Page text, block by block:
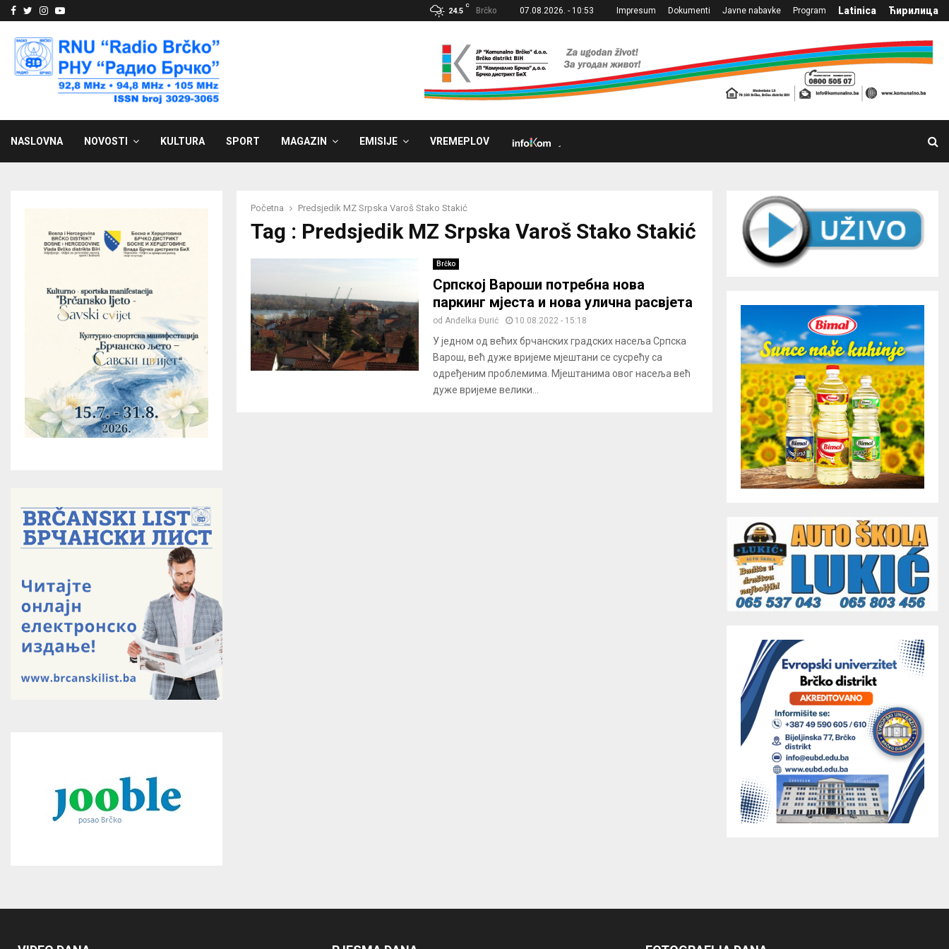
Facebook
Twitter
Instagram
Youtube 24.5
C
Brčko 07.08.2026. - 10:53 Impresum Dokumenti Javne nabavke Program Latinica Ћирилица
NASLOVNA NOVOSTI KULTURA SPORT MAGAZIN EMISIJE VREMEPLOV
Početna Predsjedik MZ Srpska Varoš Stako Stakić
Tag : Predsjedik MZ Srpska Varoš Stako Stakić
Brčko
Српској Вароши потребна нова
паркинг мјеста и нова улична расвјета
od Anđelka Đurić 10.08.2022 - 15:18
У једном од већих брчанских градских насеља Српска
Варош, већ дуже вријеме мјештани се сусрећу са
одређеним проблемима. Мјештанима овог насеља већ
дуже вријеме велики...